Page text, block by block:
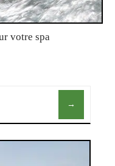
votre spa